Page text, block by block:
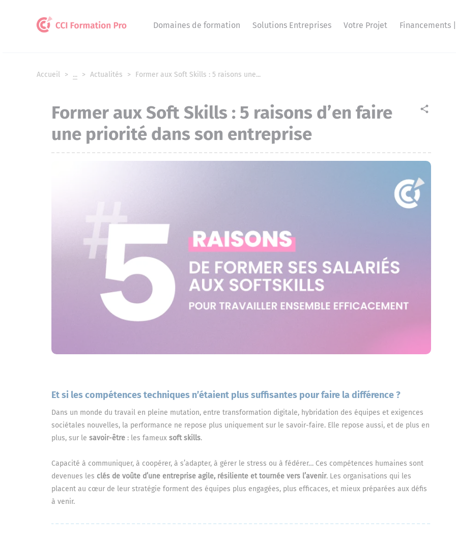
Domaines de formation Solutions Entreprises Votre Projet Financements |
Accueil ... Actualités Former aux Soft Skills : 5 raisons une...
share
Former aux Soft Skills : 5 raisons d’en faire
une priorité dans son entreprise
Et si les compétences techniques n’étaient plus suffisantes pour faire la différence ?
Dans un monde du travail en pleine mutation, entre transformation digitale, hybridation des équipes et exigences
sociétales nouvelles, la performance ne repose plus uniquement sur le savoir-faire. Elle repose aussi, et de plus en
plus, sur le savoir-être: les fameux soft skills.
Capacité à communiquer, à coopérer, à s’adapter, à gérer le stress ou à fédérer… Ces compétences humaines sont
devenues les clés de voûte d’une entreprise agile, résiliente et tournée vers l’avenir. Les organisations qui les
placent au cœur de leur stratégie forment des équipes plus engagées, plus efficaces, et mieux préparées aux défis
à venir.